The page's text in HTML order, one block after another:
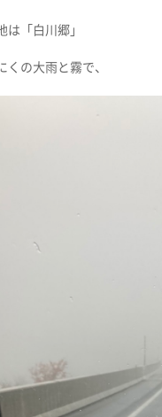
は「白川郷」
くの大雨と霧で、